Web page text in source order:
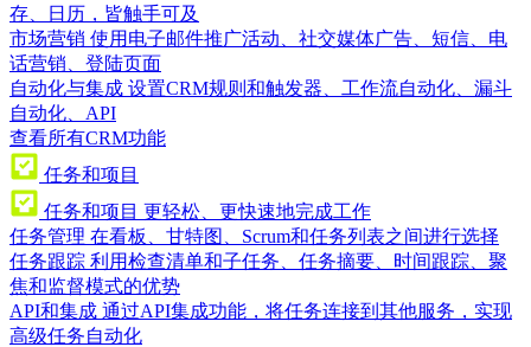
存、日历，皆触手可及
市场营销 使用电子邮件推广活动、社交媒体广告、短信、电
话营销、登陆页面
自动化与集成 设置CRM规则和触发器、工作流自动化、漏斗
自动化、API
查看所有CRM功能
任务和项目
任务和项目 更轻松、更快速地完成工作
任务管理 在看板、甘特图、Scrum和任务列表之间进行选择
任务跟踪 利用检查清单和子任务、任务摘要、时间跟踪、聚
焦和监督模式的优势
API和集成 通过API集成功能，将任务连接到其他服务，实现
高级任务自动化